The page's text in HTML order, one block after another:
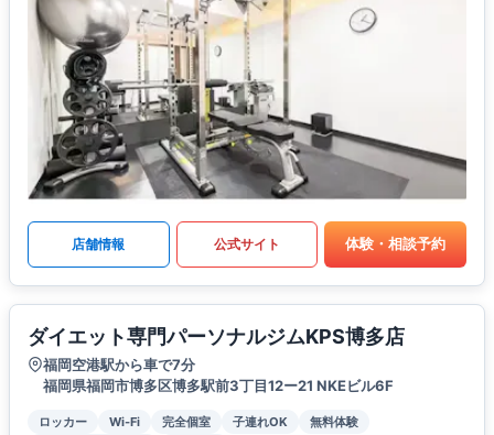
店舗情報 公式サイト 体験・相談予約
ダイエット専門パーソナルジムKPS博多店
福岡空港駅から車で7分
福岡県福岡市博多区博多駅前3丁目12ー21 NKEビル6F
ロッカー Wi-Fi 完全個室 子連れOK
無料体験